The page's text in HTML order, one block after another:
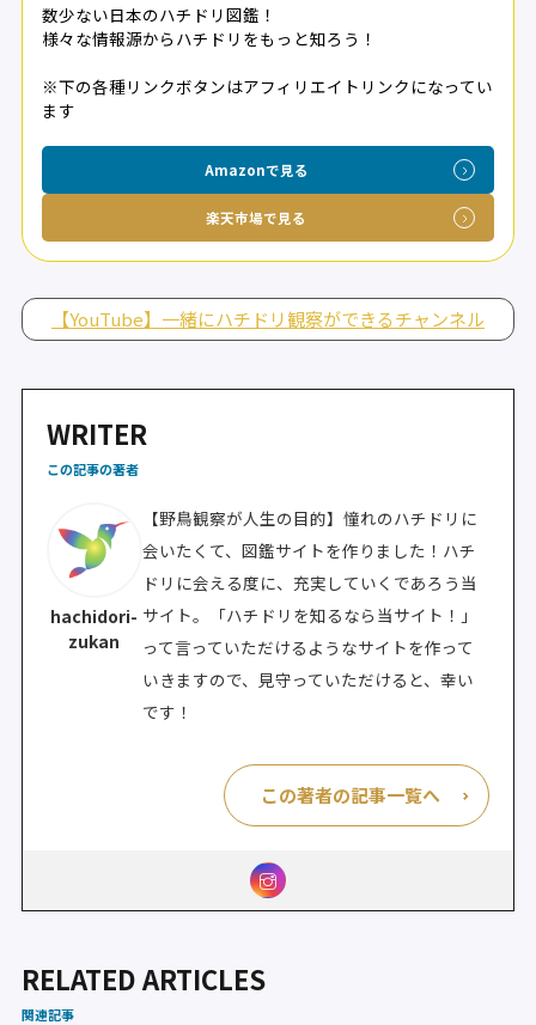
数少ない日本のハチドリ図鑑！
様々な情報源からハチドリをもっと知ろう！
※下の各種リンクボタンはアフィリエイトリンクになってい
ます
Amazonで見る
楽天市場で見る
【YouTube】一緒にハチドリ観察ができるチャンネル
WRITER
この記事の著者
hachidori-
zukan
【野鳥観察が人生の目的】憧れのハチドリに
会いたくて、図鑑サイトを作りました！ハチ
ドリに会える度に、充実していくであろう当
サイト。「ハチドリを知るなら当サイト！」
って言っていただけるようなサイトを作って
いきますので、見守っていただけると、幸い
です！
この著者の記事一覧へ
RELATED ARTICLES
関連記事